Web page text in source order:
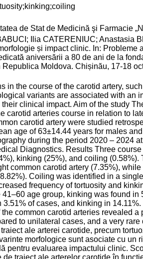
de Stat de Medicină şi Farmacie
Ilia CATERENIUC; Anastasia
și impact clinic. In:
aniversării a 80 de ani de la
Republica Moldova. Chișinău, 17-18
in the course of the carotid artery,
variants are associated with an
clinical impact. Aim of the study
carotid arteries course in relation to
carotid artery were studied
age of 63±14.44 years for males
during the period 2020 – 2024
Diagnostics. Results Three
kinking (25%), and coiling
common carotid artery (7.35%),
Coiling was identified in a
frequency of tortuosity and
age group, kinking was found
3.51% of cases, and kinking in
common carotid arteries revealed
to unilateral cases, and a very
ale arterei carotide, precum
morfologice sunt asociate cu un
pentru evaluarea impactului clinic.
traiect ale arterelor carotide în